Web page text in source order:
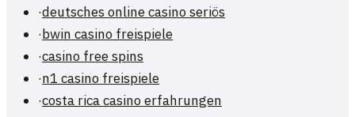
·deutsches online casino seriös
·bwin casino freispiele
·casino free spins
·n1 casino freispiele
·costa rica casino erfahrungen